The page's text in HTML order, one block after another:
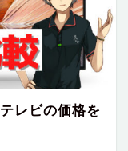
レビの価格を